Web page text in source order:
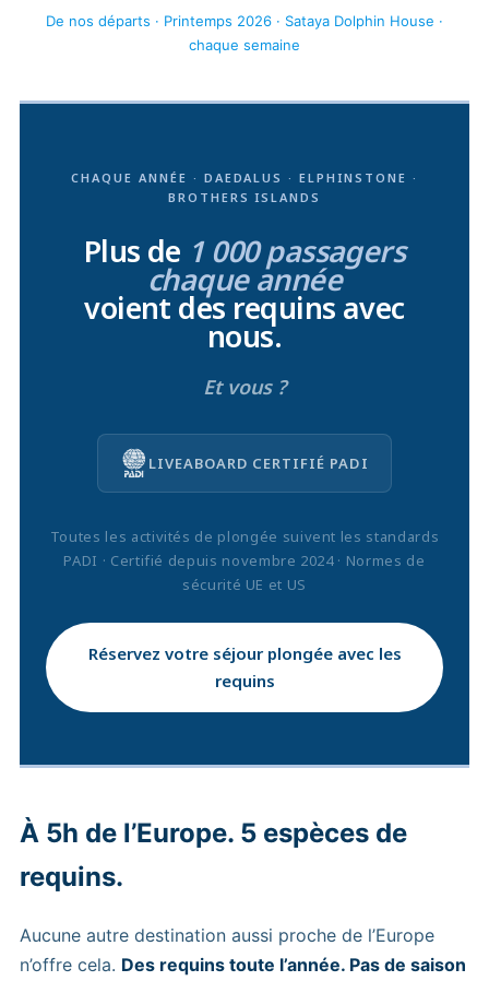
De nos départs · Printemps 2026 · Sataya Dolphin House ·
chaque semaine
CHAQUE ANNÉE · DAEDALUS · ELPHINSTONE ·
BROTHERS ISLANDS
Plus de 1 000 passagers
chaque année
voient des requins avec
nous.
Et vous ?
LIVEABOARD CERTIFIÉ PADI
Toutes les activités de plongée suivent les standards
PADI · Certifié depuis novembre 2024 · Normes de
sécurité UE et US
Réservez votre séjour plongée avec les
requins
À 5h de l’Europe. 5 espèces de
requins.
Aucune autre destination aussi proche de l’Europe
n’offre cela. Des requins toute l’année. Pas de saison